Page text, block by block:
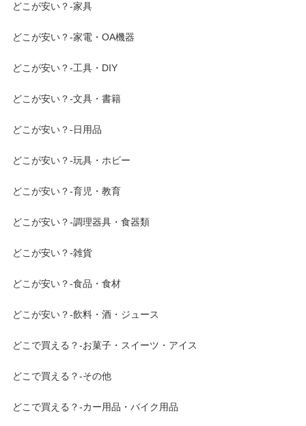
どこが安い？-家具
どこが安い？-家電・OA機器
どこが安い？-工具・DIY
どこが安い？-文具・書籍
どこが安い？-日用品
どこが安い？-玩具・ホビー
どこが安い？-育児・教育
どこが安い？-調理器具・食器類
どこが安い？-雑貨
どこが安い？-食品・食材
どこが安い？-飲料・酒・ジュース
どこで買える？-お菓子・スイーツ・アイス
どこで買える？-その他
どこで買える？-カー用品・バイク用品